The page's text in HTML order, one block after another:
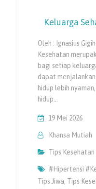
Keluarga
Oleh : Ignasius
Kesehatan
bagi setiap
dapat
hidup lebih
hidup…
19 Mei 2026
Khansa Mutiah
Tips Kesehatan
#hipertensi
Tips Jiwa, Tips